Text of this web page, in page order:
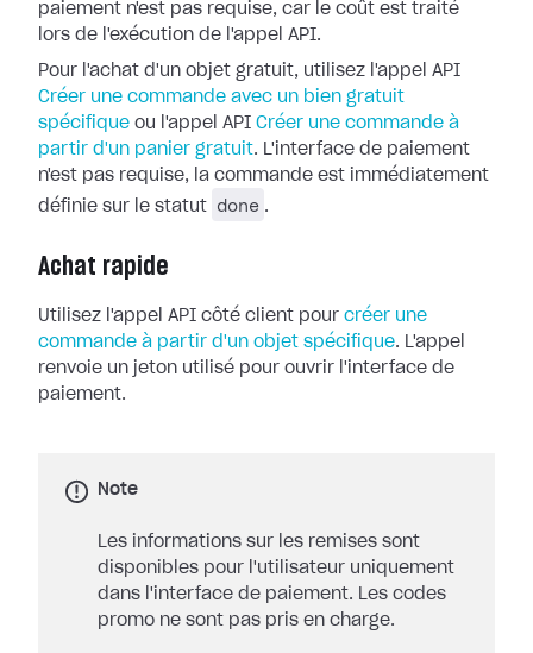
paiement n'est pas requise, car le coût est traité
lors de l'exécution de l'appel API.
Pour l'achat d'un objet gratuit, utilisez l'appel API
Créer une commande avec un bien gratuit
spécifique ou l'appel API Créer une commande à
partir d'un panier gratuit. L'interface de paiement
n'est pas requise, la commande est immédiatement
définie sur le statut
done .
Achat rapide
Utilisez l'appel API côté client pour créer une
commande à partir d'un objet spécifique. L'appel
renvoie un jeton utilisé pour ouvrir l'interface de
paiement.
Note
Les informations sur les remises sont
disponibles pour l'utilisateur uniquement
dans l'interface de paiement. Les codes
promo ne sont pas pris en charge.